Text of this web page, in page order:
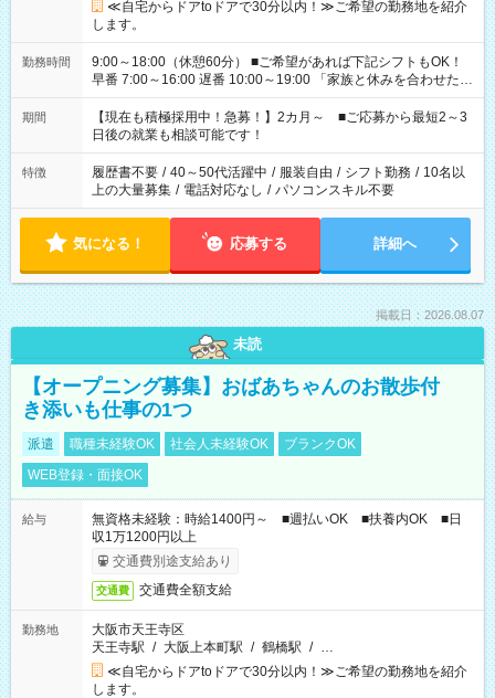
≪自宅からドアtoドアで30分以内！≫ご希望の勤務地を紹介
します。
勤務時間
9:00～18:00（休憩60分） ■ご希望があれば下記シフトもOK！
早番 7:00～16:00 遅番 10:00～19:00 「家族と休みを合わせた
い」 「余裕を持って夕飯の準備がしたい」 「できれば残業はし
たくない」 など、ご希望を教えてくださいね。 ※Wワーク希望
の方へ 今ご覧のお仕事で希望する勤務時間と、もう1つのお仕事
の勤務時間。 合計で週40時間を超える場合は応募できません。
期間
【現在も積極採用中！急募！】2カ月～ ■ご応募から最短2～3
日後の就業も相談可能です！
特徴 履歴書不要 / 40～50代活躍中 / 服装自由 / シフト勤務 / 10名以
上の大量募集 / 電話対応なし / パソコンスキル不要
気になる！ 応募する 詳細へ
掲載日：2026.08.07
未読
【オープニング募集】おばあちゃんのお散歩付
き添いも仕事の1つ
派遣 職種未経験OK 社会人未経験OK
ブランクOK
WEB登録・面接OK
給与
無資格未経験：時給1400円～ ■週払いOK ■扶養内OK ■日
収1万1200円以上
交通費別途支給あり
交通費 交通費全額支給
勤務地
大阪市天王寺区
天王寺駅 / 大阪上本町駅 / 鶴橋駅 / …
≪自宅からドアtoドアで30分以内！≫ご希望の勤務地を紹介
します。